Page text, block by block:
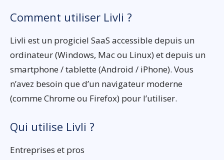
Comment utiliser Livli ?
Livli est un progiciel SaaS accessible depuis un
ordinateur (Windows, Mac ou Linux) et depuis un
smartphone / tablette (Android / iPhone). Vous
n’avez besoin que d’un navigateur moderne
(comme Chrome ou Firefox) pour l’utiliser.
Qui utilise Livli ?
Entreprises et pros